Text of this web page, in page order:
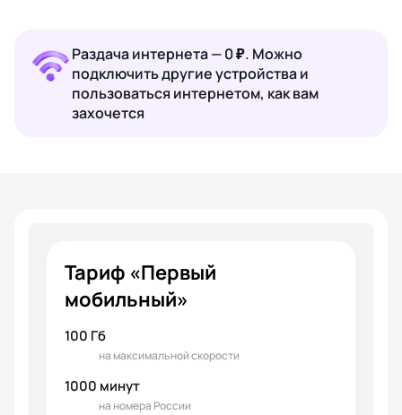
Раздача интернета — 0 ₽. Можно
подключить другие устройства и
пользоваться интернетом, как вам
захочется
Тариф «Первый
мобильный»
100 Гб
на максимальной скорости
1000 минут
на номера России